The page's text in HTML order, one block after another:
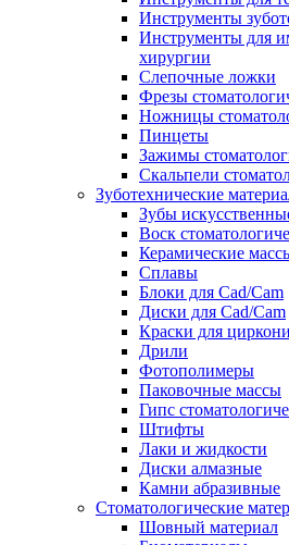
Инструменты
Инструменты для
хирургии
Слепочные ложки
Фрезы
Ножницы
Пинцеты
Зажимы
Скальпели
Зуботехнические
Зубы
Воск
Керамические
Сплавы
Блоки для Cad/Cam
Диски для Cad/Cam
Краски для
Дрили
Фотополимеры
Паковочные массы
Гипс
Штифты
Лаки и жидкости
Диски алмазные
Камни абразивные
Стоматологические
Шовный материал